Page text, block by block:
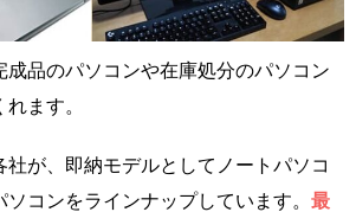
成品のパソコンや在庫処分のパソコン
ます。
が、即納モデルとしてノートパソコ
コンをラインナップしています。 最